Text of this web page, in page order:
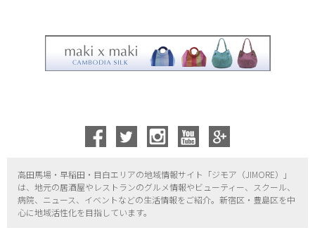
高田馬場・早稲田・目白エリアの地域情報サイト「ジモア（JIMORE）」
は、地元の居酒屋やレストランのグルメ情報やビューティー、
スクール、
病院、ニュース、イベントなどの生活情報をご紹介。新宿区・ 豊島区を中
心に地域活性化を目指しています。